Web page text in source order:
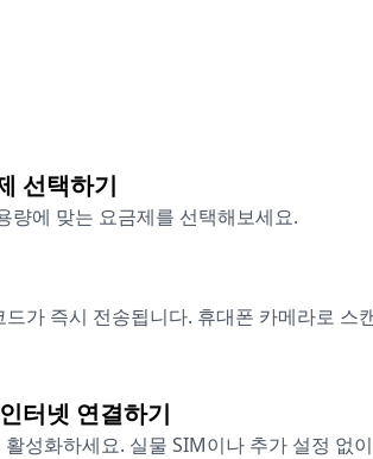
선택하기
량에 맞는 요금제를 선택해보세요.
가 즉시 전송됩니다. 휴대폰 카메라로 스
터넷 연결하기
성화하세요. 실물 SIM이나 추가 설정 없